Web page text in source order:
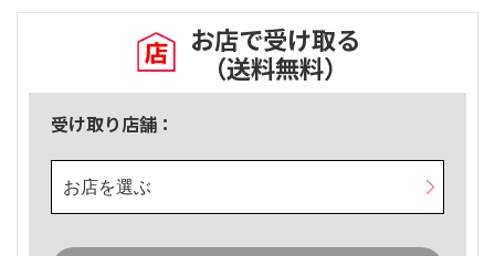
お店で受け取る
（送料無料）
受け取り店舗：
お店を選ぶ